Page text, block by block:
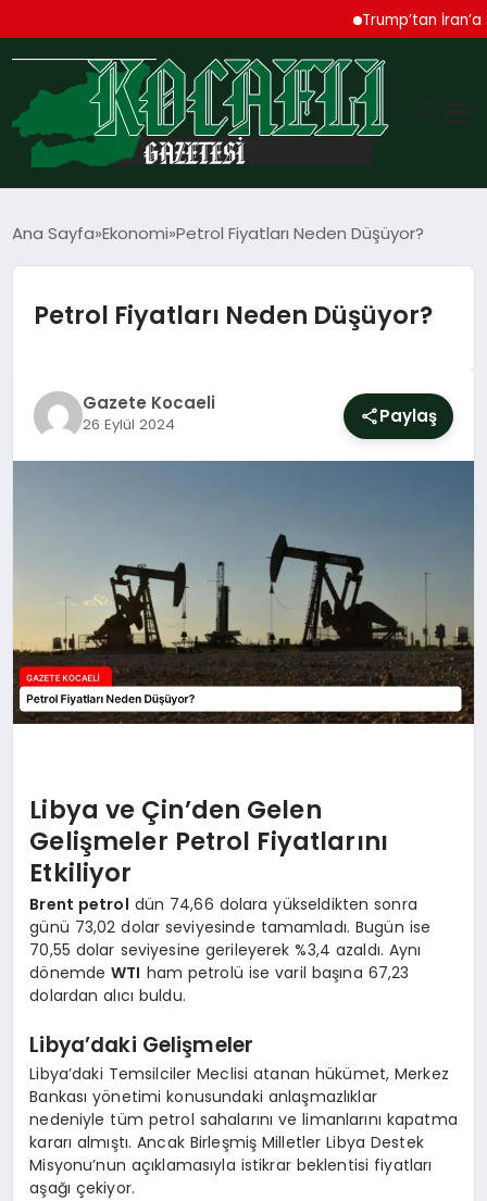
Trump’tan İran’a Sert
TEKNOLOJI
EKONOMI
MAGAZIN
SAĞLIK
EĞITIM
Ana Sayfa Ekonomi Petrol Fiyatları Neden Düşüyor?
Petrol Fiyatları Neden Düşüyor?
Gazete Kocaeli
26 Eylül 2024 Paylaş
Libya ve Çin’den Gelen
Gelişmeler Petrol Fiyatlarını
Etkiliyor
Brent petrol dün 74,66 dolara yükseldikten sonra
günü 73,02 dolar seviyesinde tamamladı. Bugün ise
70,55 dolar seviyesine gerileyerek %3,4 azaldı. Aynı
dönemdeWTI ham petrolü ise varil başına 67,23
dolardan alıcı buldu.
Libya’daki Gelişmeler
Libya’daki Temsilciler Meclisi atanan hükümet, Merkez
Bankası yönetimi konusundaki anlaşmazlıklar
nedeniyle tüm petrol sahalarını ve limanlarını kapatma
kararı almıştı. Ancak Birleşmiş Milletler Libya Destek
Misyonu’nun açıklamasıyla istikrar beklentisi fiyatları
aşağı çekiyor.